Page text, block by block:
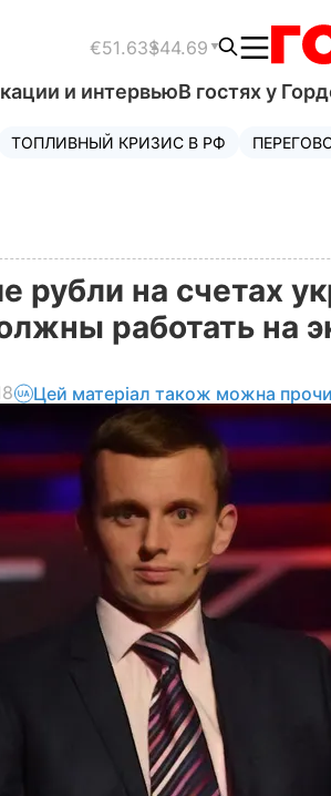
€51.63$44.69
и интервьюВ гостях у
ТОПЛИВНЫЙ КРИЗИС В РФ
рубли на счетах
работать на
Цей матеріал також можна